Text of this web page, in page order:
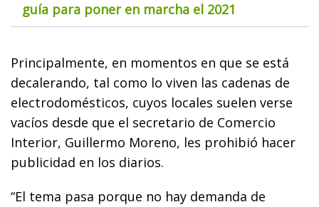
guía para poner en marcha el 2021
Principalmente, en momentos en que se está
decalerando, tal como lo viven las cadenas de
electrodomésticos, cuyos locales suelen verse
vacíos desde que el secretario de Comercio
Interior, Guillermo Moreno, les prohibió hacer
publicidad en los diarios.
“El tema pasa porque no hay demanda de